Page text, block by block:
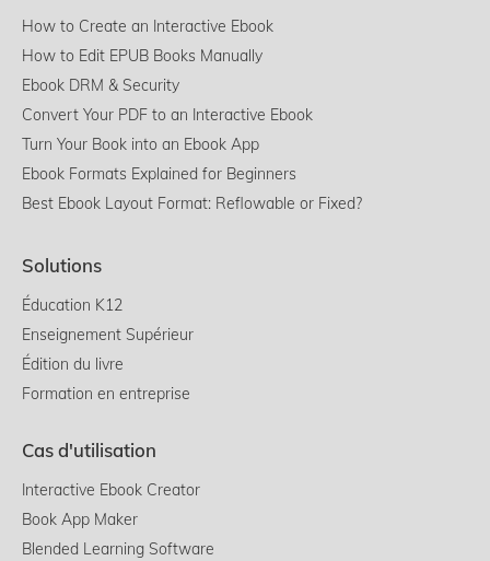
How to Create an Interactive Ebook
How to Edit EPUB Books Manually
Ebook DRM & Security
Convert Your PDF to an Interactive Ebook
Turn Your Book into an Ebook App
Ebook Formats Explained for Beginners
Best Ebook Layout Format: Reflowable or Fixed?
Solutions
Éducation K12
Enseignement Supérieur
Édition du livre
Formation en entreprise
Cas d'utilisation
Interactive Ebook Creator
Book App Maker
Blended Learning Software